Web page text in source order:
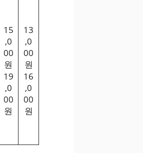
15
,0
00
원
19
,0
00
원
13
,0
00
원
16
,0
00
원